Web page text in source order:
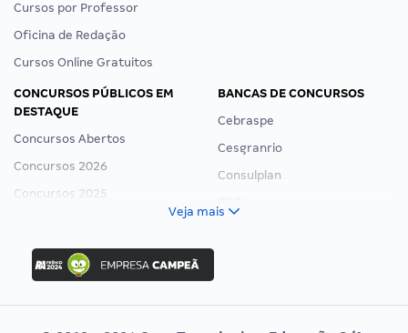
Cursos por Professor
Oficina de Redação
Cursos Online Gratuitos
CONCURSOS PÚBLICOS EM
DESTAQUE
Concursos Abertos
Concursos 2026
Concursos 2025
Concurso Ibama
Concurso MPU
Editais publicados
BANCAS DE CONCURSOS
Cebraspe
Cesgranrio
Consulplan
Veja mais